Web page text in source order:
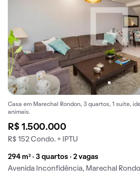
Casa em Marechal Rondon, 3 quartos, 1 suíte,
animais.
R$ 1.500.000
R$ 152 Condo. + IPTU
294 m² · 3 quartos · 2 vagas
Avenida Inconfidência, Marechal